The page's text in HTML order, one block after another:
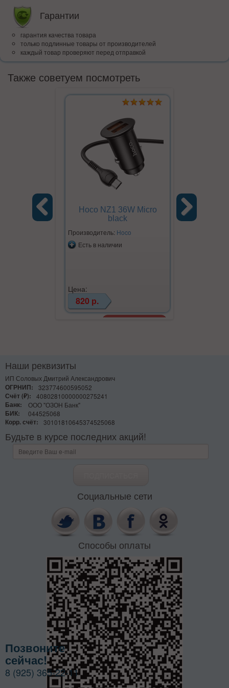
Гарантии
гарантия качества товара
только подлинные товары от производителей
каждый товар проверяют перед отправкой
Также советуем посмотреть
Hoco NZ1 36W Micro
black
Производитель: Hoco
Есть в наличии
Цена:
820 р.
Наши реквизиты
ИП Соловых Дмитрий Александрович
ОГРНИП:
323774600595052
Счёт (₽):
40802810000000275241
Банк:
ООО "ОЗОН Банк"
БИК:
044525068
Корр. счёт:
30101810645374525068
Будьте в курсе последних акций!
Социальные сети
Способы оплаты
Позвоните
сейчас!
8 (925) 365-22-11